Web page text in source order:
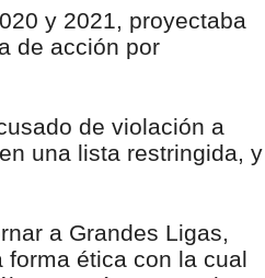
y 2021, proyectaba
de acción por
de violación a
una lista restringida, y
a Grandes Ligas,
ética con la cual